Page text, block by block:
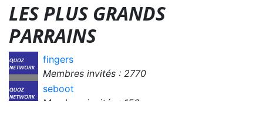
LES PLUS GRANDS
PARRAINS
fingers
Membres invités : 2770
seboot
Membres invités : 150